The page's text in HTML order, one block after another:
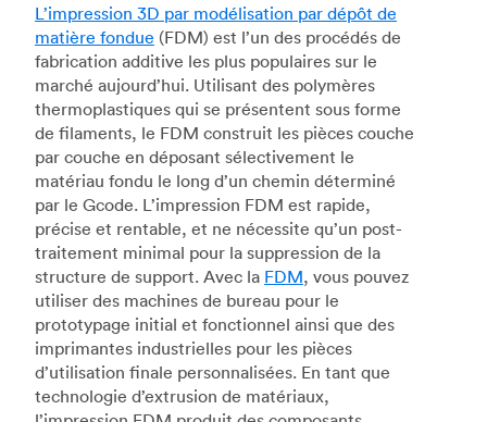
L’impression 3D par modélisation par dépôt de
matière fondue (FDM) est l’un des procédés de
fabrication additive les plus populaires sur le
marché aujourd’hui. Utilisant des polymères
thermoplastiques qui se présentent sous forme
de filaments, le FDM construit les pièces couche
par couche en déposant sélectivement le
matériau fondu le long d’un chemin déterminé
par le Gcode. L’impression FDM est rapide,
précise et rentable, et ne nécessite qu’un post-
traitement minimal pour la suppression de la
structure de support. Avec la FDM, vous pouvez
utiliser des machines de bureau pour le
prototypage initial et fonctionnel ainsi que des
imprimantes industrielles pour les pièces
d’utilisation finale personnalisées. En tant que
technologie d’extrusion de matériaux,